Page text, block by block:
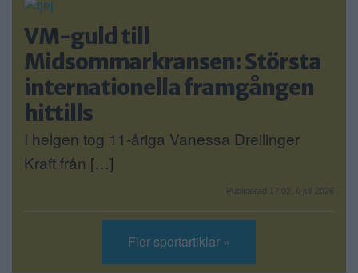
VM-guld till
Midsommarkransen: Största
internationella framgången
hittills
I helgen tog 11-åriga Vanessa Dreilinger
Kraft från […]
Publicerad 17:02, 6 juli 2026
Fler sportartiklar »